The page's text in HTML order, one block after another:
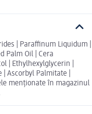
| Paraffinum Liquidum |
Palm Oil | Cera
| Ethylhexylglycerin |
Ascorbyl Palmitate |
menționate în magazinul